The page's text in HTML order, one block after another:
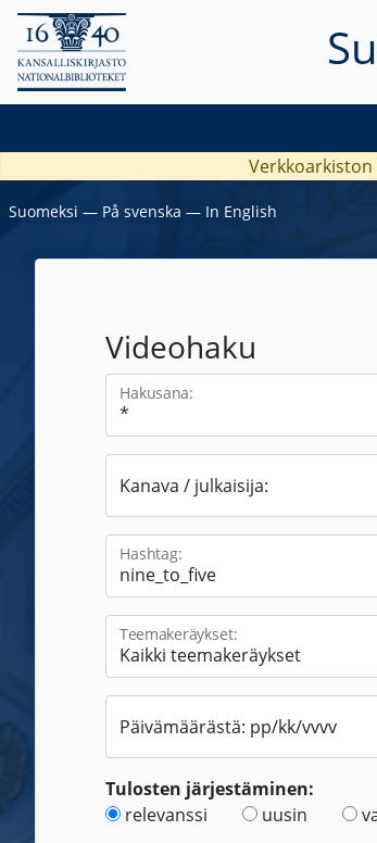
Verkkoarkiston
Suomeksi ― På svenska ― In English
Videohaku
Hakusana:
Kanava / julkaisija:
Hashtag:
Teemakeräykset:
Päivämäärästä: pp/kk/vvvv
Tulosten järjestäminen:
relevanssi
uusin